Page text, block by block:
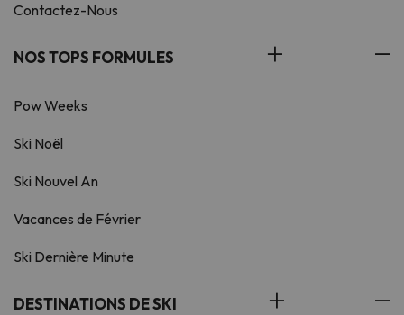
Contactez-Nous
NOS TOPS FORMULES
Pow Weeks
Ski Noël
Ski Nouvel An
Vacances de Février
Ski Dernière Minute
DESTINATIONS DE SKI